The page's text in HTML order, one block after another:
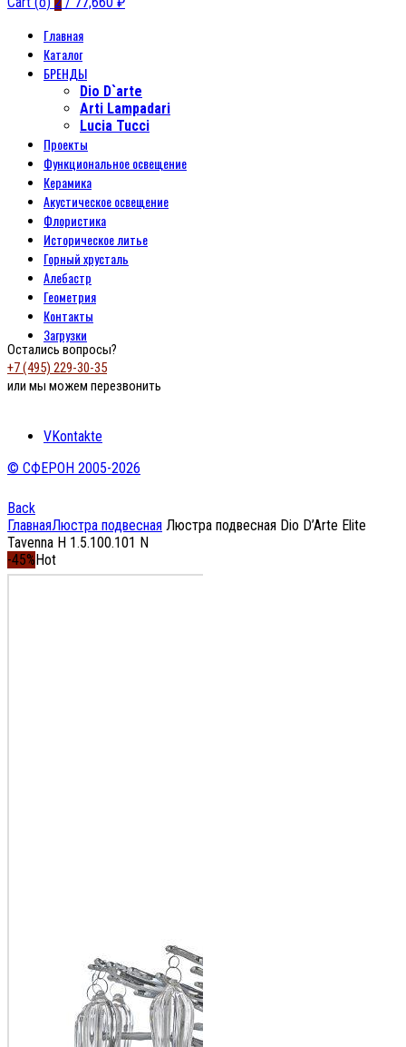
Главная
Каталог
БРЕНДЫ
Dio D`arte
Arti Lampadari
Lucia Tucci
Проекты
Функциональное освещение
Керамика
Акустическое освещение
Флористика
Историческое литье
Горный хрусталь
Алебастр
Геометрия
Контакты
Загрузки
Остались вопросы?
+7 (495) 229-30-35
или мы можем перезвонить
VKontakte
© СФЕРОН 2005-2026
Back
ГлавнаяЛюстра подвесная Люстра подвесная Dio D’Arte Elite
Tavenna H 1.5.100.101 N
-45% Hot